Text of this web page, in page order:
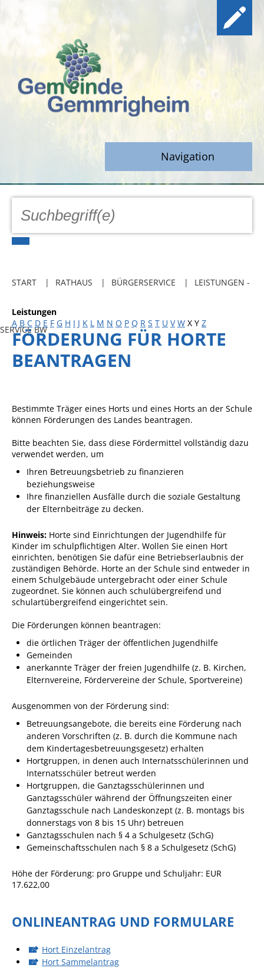
Navigation
GEMEINDE
Freibadkarten
Social Media
Parkraumkonzept
Ladeinfrastruktur
Kindertageseinrichtungen
Schulkindbetreuung
Grundschule
Mensa
Gemeindebücherei
Sportstätten
Veranstaltungsgebäude
Freiwillige Feuerwehr
Häckselplatz
Kläranlage
Wärmeplanung
Netzmonitor der NetzeBW
Gemmrigheimer
Infokalender
Zahlen & Fakten
Angebote für Geflüchtete
Wirtschaft + Handel
START RATHAUS BÜRGERSERVICE LEISTUNGEN -
SERVICE BW
Leistungen
A B C D E F G H I J K L M N O P Q R S T U V W X Y Z
FÖRDERUNG FÜR HORTE
BEANTRAGEN
Bestimmte Träger eines Horts und eines Horts an der Schule
können Förderungen des Landes beantragen.
Bitte beachten Sie, dass diese Fördermittel vollständig dazu
verwendet werden, um
Ihren Betreuungsbetrieb zu finanzieren
beziehungsweise
Ihre finanziellen Ausfälle durch die soziale Gestaltung
der Elternbeiträge zu decken.
Hinweis: Horte sind Einrichtungen der Jugendhilfe für
Kinder im schulpflichtigen Alter. Wollen Sie einen Hort
einrichten, benötigen Sie dafür eine Betriebserlaubnis der
zuständigen Behörde. Horte an der Schule sind entweder in
einem Schulgebäude untergebracht oder einer Schule
zugeordnet. Sie können auch schulübergreifend und
schulartübergreifend eingerichtet sein.
Die Förderungen können beantragen:
die örtlichen Träger der öffentlichen Jugendhilfe
Gemeinden
anerkannte Träger der freien Jugendhilfe (z. B. Kirchen,
Elternvereine, Fördervereine der Schule, Sportvereine)
Ausgenommen von der Förderung sind:
Betreuungsangebote, die bereits eine Förderung nach
anderen Vorschriften (z. B. durch die Kommune nach
dem Kindertagesbetreuungsgesetz) erhalten
Hortgruppen, in denen auch Internatsschülerinnen und
Internatsschüler betreut werden
Hortgruppen, die Ganztagsschülerinnen und
Ganztagsschüler während der Öffnungszeiten einer
Ganztagsschule nach Landeskonzept (z. B. montags bis
donnerstags von 8 bis 15 Uhr) betreuen
Ganztagsschulen nach § 4 a Schulgesetz (SchG)
Gemeinschaftsschulen nach § 8 a Schulgesetz (SchG)
Höhe der Förderung: pro Gruppe und Schuljahr: EUR
17.622,00
ONLINEANTRAG UND FORMULARE
Hort Einzelantrag
Hort Sammelantrag